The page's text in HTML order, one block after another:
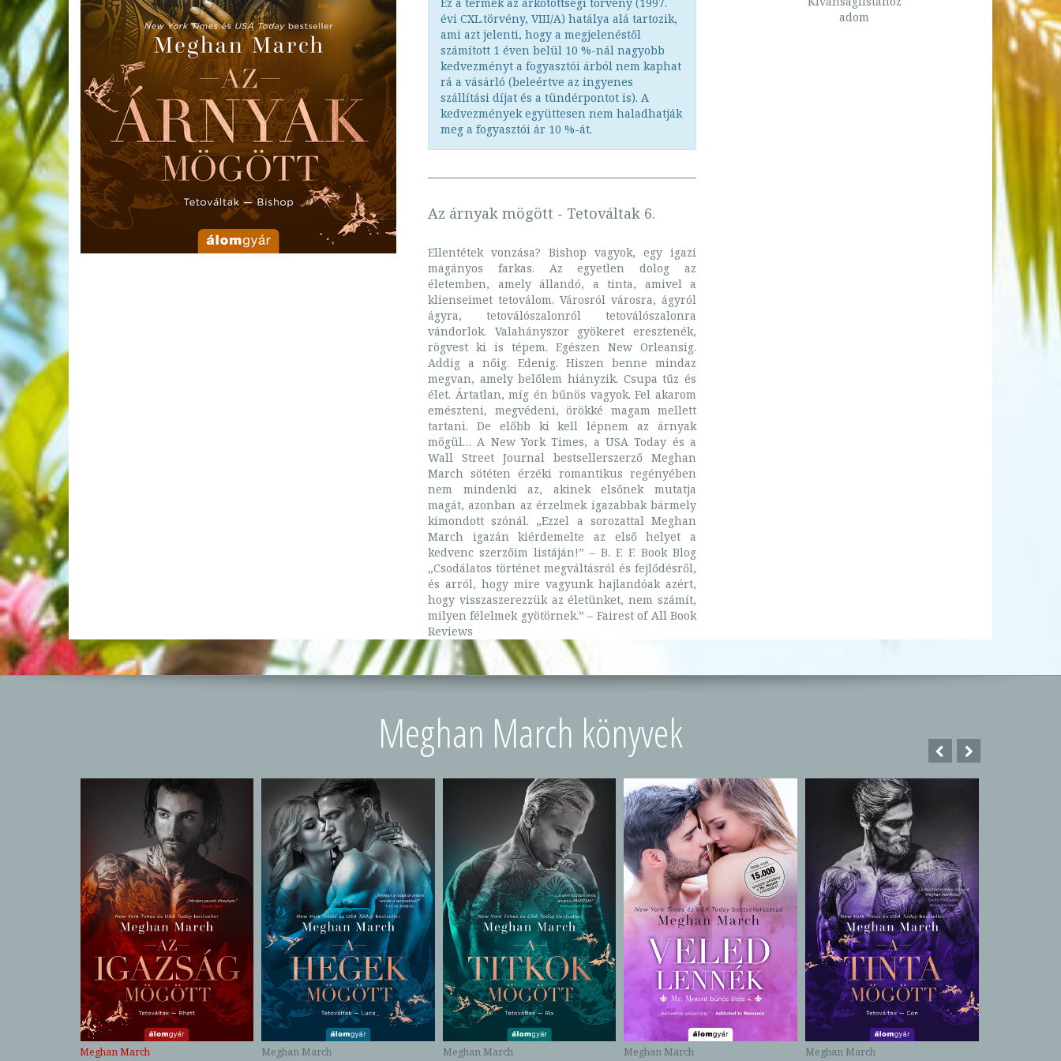
évi CXL.törvény, VIII/A) hatálya alá tartozik,
ami azt jelenti, hogy a megjelenéstől
számított 1 éven belül 10 %-nál nagyobb
kedvezményt a fogyasztói árból nem kaphat
rá a vásárló (beleértve az ingyenes
szállítási díjat és a tündérpontot is). A
kedvezmények együttesen nem haladhatják
meg a fogyasztói ár 10 %-át.
Az árnyak mögött - Tetováltak 6.
Ellentétek vonzása? Bishop vagyok, egy igazi
magányos farkas. Az egyetlen dolog az
életemben, amely állandó, a tinta, amivel a
klienseimet tetoválom. Városról városra, ágyról
ágyra, tetoválószalonról tetoválószalonra
vándorlok. Valahányszor gyökeret eresztenék,
rögvest ki is tépem. Egészen New Orleansig.
Addig a nőig. Edenig. Hiszen benne mindaz
megvan, amely belőlem hiányzik. Csupa tűz és
élet. Ártatlan, míg én bűnös vagyok. Fel akarom
emészteni, megvédeni, örökké magam mellett
tartani. De előbb ki kell lépnem az árnyak
mögül… A New York Times, a USA Today és a
Wall Street Journal bestsellerszerző Meghan
March sötéten érzéki romantikus regényében
nem mindenki az, akinek elsőnek mutatja
magát, azonban az érzelmek igazabbak bármely
kimondott szónál. „Ezzel a sorozattal Meghan
March igazán kiérdemelte az első helyet a
kedvenc szerzőim listáján!” – B. F. F. Book Blog
„Csodálatos történet megváltásról és fejlődésről,
és arról, hogy mire vagyunk hajlandóak azért,
hogy visszaszerezzük az életünket, nem számít,
milyen félelmek gyötörnek.” – Fairest of All Book
Reviews
adom
Meghan March könyvek
Meghan March Meghan March Meghan March Meghan March Meghan March